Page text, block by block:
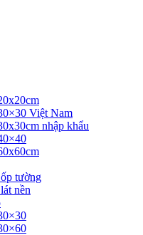
Việt Nam
nhập khẩu
tường
nền